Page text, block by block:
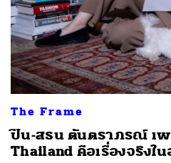
The Frame
ปืน-สธน ตันตราภรณ์ เพ
Thailand คือเรื่องจริง